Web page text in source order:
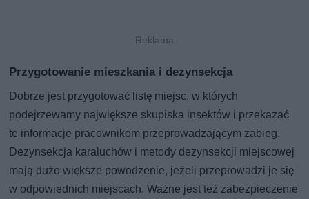
Przygotowanie mieszkania i dezynsekcja
Dobrze jest przygotować listę miejsc, w których
podejrzewamy największe skupiska insektów i przekazać
te informacje pracownikom przeprowadzającym zabieg.
Dezynsekcja karaluchów i metody dezynsekcji miejscowej
mają dużo większe powodzenie, jeżeli przeprowadzi je się
w odpowiednich miejscach. Ważne jest też zabezpieczenie